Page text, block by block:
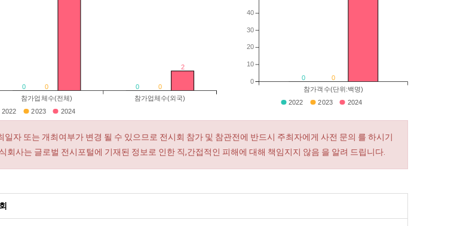
0 0
0 0
2
참가업체수(전체) 참가업체수(외국)
2022 2023 2024
0 0
참가객수(단위:백명)
0
10
20
30
40
2022 2023 2024
자 또는 개최여부가 변경 될 수 있으므로 전시회 참가 및 참관전에 반드시 주최자에게 사전 문의 를 하시기
회사는 글로벌 전시포털에 기재된 정보로 인한 직,간접적인 피해에 대해 책임지지 않음 을 알려 드립니다.